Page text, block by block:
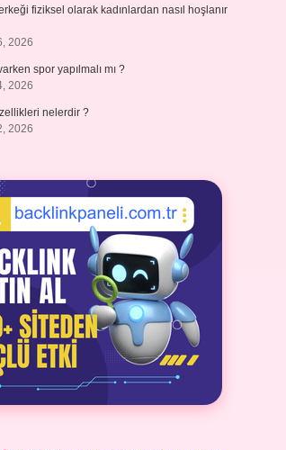
fiziksel olarak kadınlardan nasıl hoşlanır
2026
spor yapılmalı mı ?
2026
nelerdir ?
2026